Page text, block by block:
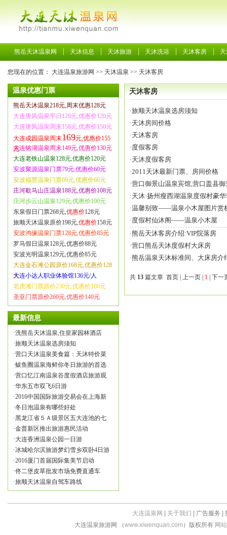
熊岳天沐温泉网 天沐信息 天沐旅游 天沐洗浴 天沐客房
您现在的位置： 大连温泉旅游网 >> 天沐温泉 >> 天沐客房
温泉优惠门票
熊岳天沐温泉218元,周末优惠128元
大连唐风温泉平日128元,优惠价120元
大连唐风温泉周末158元,优惠价150元
大连成园温泉周末169元,优惠价155
元
大连铭湖温泉周末149元,优惠价130元
大连老铁山温泉128元,优惠价120元
安波聚源温泉门票79元,优惠价60元
安波福慧温泉门票69元,优惠价60元
庄河歇马山庄温泉188元,优惠价108元
庄河步云山温泉129元,优惠价100元
东泉假日门票268元,优惠价128元
旅顺天沐温泉原价198元,优惠价158元
安波鸿缘温泉门票128元,优惠价85元
罗马假日温泉128元,优惠价88元
安波光明温泉129元,优惠价85元
大连金石滩公园原价168元,优惠价128
元
大连小达人职业体验馆136元/人
老虎滩门票原价230元,优惠价160元
圣亚门票原价260元,优惠价140元
最新信息
·洗熊岳天沐温泉,住皇家园林酒店
·旅顺天沐温泉选房须知
·营口天沐温泉美食篇：天沐特价菜
·鲅鱼圈温泉海鲜你冬日旅游的首选
·营口忆江南温泉谷度假酒店旅游观
·华东五市双飞6日游
·2016中国国际旅游交易会在上海新
·冬日泡温泉有哪些好处
·黑龙江省５Ａ级景区五大连池的七
·金普新区推出旅游惠民活动
·大连香洲温泉公园一日游
·冰城哈尔滨旅游梦幻雪乡双卧4日游
·2016厦门首届国际集美节启动
·佟二堡皮草批发市场免费直通车
·旅顺天沐温泉自驾车路线
天沐客房
·旅顺天沐温泉选房须知
·天沐房间价格
·天沐客房
·度假客房
·天沐度假客房
·2011天沐最新门票、房间价格
·营口御景山温泉宾馆,营口盖县
·天沐·扬州瘦西湖温泉度假村豪
·温馨别致——温泉小木屋图片赏
·度假村仙沐阁——温泉小木屋
·熊岳天沐客房介绍:VIP院落房
·营口熊岳天沐度假村大床房
·熊岳温泉天沐标准间、大床房介
共 13 篇文章 首页 | 上一页 | 1 | 下
大连温泉网 关于我们 | 广告服务 |
大连温泉旅游网 （www.xiwenquan.com ）版权所有 网